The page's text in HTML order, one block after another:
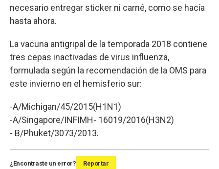
necesario entregar sticker ni carné, como se hacía
hasta ahora.
La vacuna antigripal de la temporada 2018 contiene
tres cepas inactivadas de virus influenza,
formulada según la recomendación de la OMS para
este invierno en el hemisferio sur:
-A/Michigan/45/2015(H1N1)
-A/Singapore/INFIMH- 16019/2016(H3N2)
- B/Phuket/3073/2013.
¿Encontraste un error? Reportar